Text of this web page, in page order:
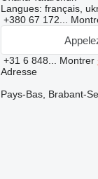
Langues: français,
+380 67 172...
+31 6 848... Montrer
Adresse
Pays-Bas, Brabant-